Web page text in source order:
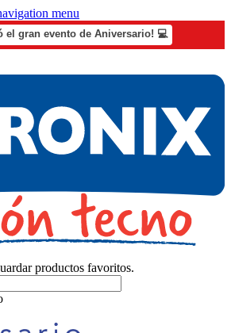
menu
el gran evento de Aniversario! 💻
productos favoritos.